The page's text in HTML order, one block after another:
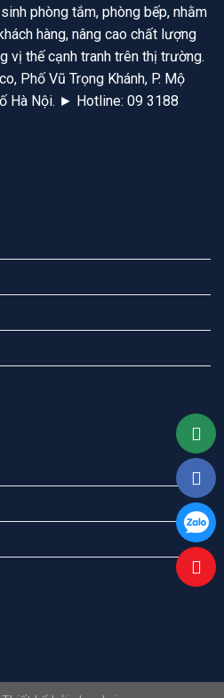
phòng tắm, phòng bếp, nhằm
hàng, nâng cao chất lượng
vị thế cạnh tranh trên thị trường.
Phố Vũ Trọng Khánh, P. Mộ
Hà Nội. ► Hotline: 09 3188